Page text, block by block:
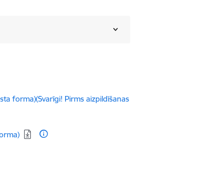
forma)(Svarīgi! Pirms aizpildīšanas